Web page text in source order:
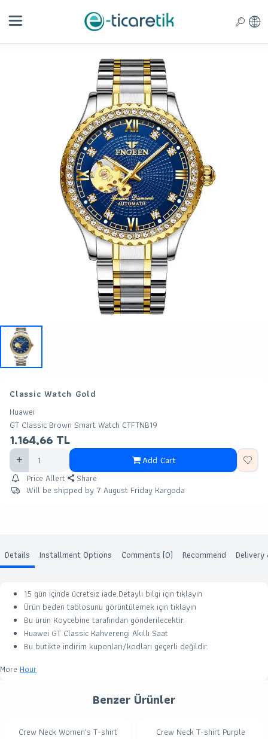
Classic Watch Gold
Huawei
GT Classic Brown Smart Watch CTFTNB19
1.164,66 TL
Add Cart
Price Allert
Share
Will be shipped by 7 August Friday Kargoda
Details Installment Options Comments (0) Recommend Delivery
15 gün içinde ücretsiz iade.Detaylı bilgi için tıklayın
Ürün beden tablosunu görüntülemek için tıklayın
Bu ürün Koycebine tarafından gönderilecektir.
Huawei GT Classic Kahverengi Akıllı Saat
Bu butikte indirim kuponları/kodları geçerli değildir.
More Hour
Benzer Ürünler
Crew Neck Women's T-shirt
Crew Neck T-shirt Purple